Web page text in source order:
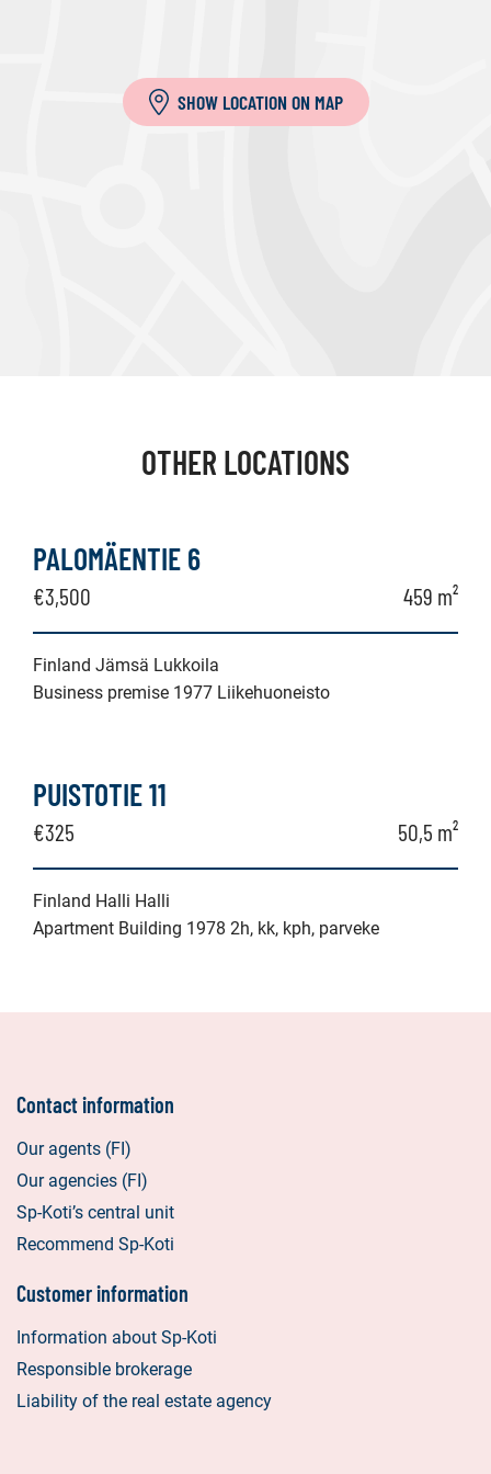
SHOW LOCATION ON MAP
OTHER LOCATIONS
PALOMÄENTIE 6
€3,500 459 m²
Finland Jämsä Lukkoila
Business premise 1977 Liikehuoneisto
PUISTOTIE 11
€325 50,5 m²
Finland Halli Halli
Apartment Building 1978 2h, kk, kph, parveke
Contact information
Our agents (FI)
Our agencies (FI)
Sp-Koti’s central unit
Recommend Sp-Koti
Customer information
Information about Sp-Koti
Responsible brokerage
Liability of the real estate agency